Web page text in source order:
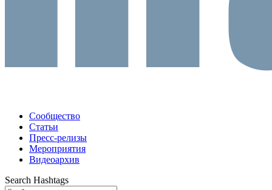
Сообщество
Статьи
Пресс-релизы
Мероприятия
Видеоархив
Search Hashtags